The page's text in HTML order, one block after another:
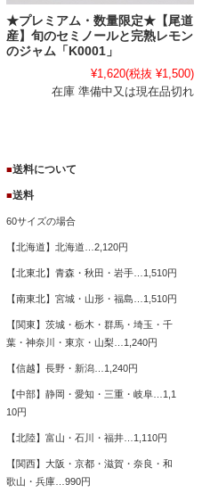
★プレミアム・数量限定★【尾道
産】旬のセミノールと完熟レモン
のジャム「K0001」
¥1,620(税抜 ¥1,500)
在庫 準備中又は現在品切れ
■送料について
■送料
60サイズの場合
【北海道】北海道…2,120円
【北東北】青森・秋田・岩手…1,510円
【南東北】宮城・山形・福島…1,510円
【関東】茨城・栃木・群馬・埼玉・千
葉・神奈川・東京・山梨…1,240円
【信越】長野・新潟…1,240円
【中部】静岡・愛知・三重・岐阜…1,1
10円
【北陸】富山・石川・福井…1,110円
【関西】大阪・京都・滋賀・奈良・和
歌山・兵庫…990円